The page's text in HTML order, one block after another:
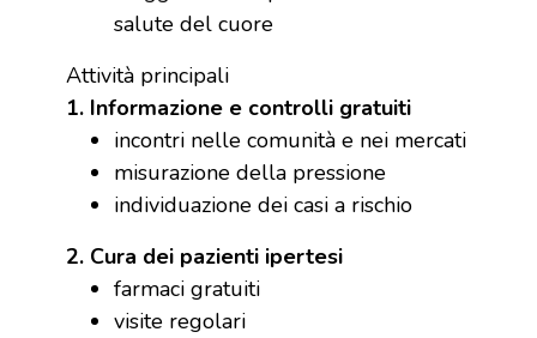
salute del cuore
Attività principali
1. Informazione e controlli gratuiti
incontri nelle comunità e nei mercati
misurazione della pressione
individuazione dei casi a rischio
2. Cura dei pazienti ipertesi
farmaci gratuiti
visite regolari